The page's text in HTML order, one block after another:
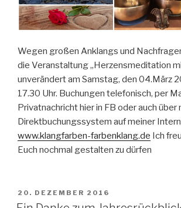
Wegen großen Anklangs und
die Veranstaltung „Herzensmeditation
unverändert am Samstag, den 04.März
17.30 Uhr. Buchungen telefonisch, per
Privatnachricht hier in FB oder auch über
Direktbuchungssystem auf meiner
www.klangfarben-farbenklang.de Ich
Euch nochmal gestalten zu dürfen
VERÖFFENTLICHT
AM
20. DEZEMBER 2016